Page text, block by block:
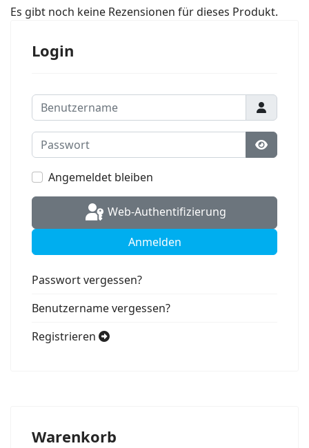
Es gibt noch keine Rezensionen für dieses Produkt.
Login
Benutzername
Passwort
Angemeldet bleiben
Web-Authentifizierung
Anmelden
Passwort vergessen?
Benutzername vergessen?
Registrieren
Warenkorb